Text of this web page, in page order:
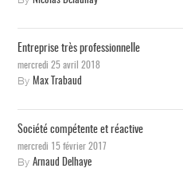
Entreprise très professionnelle
mercredi 25 avril 2018
By Max Trabaud
Société compétente et réactive
mercredi 15 février 2017
By Arnaud Delhaye